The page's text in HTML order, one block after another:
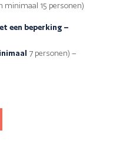
minimaal 15 personen)
een beperking –
7 personen) –